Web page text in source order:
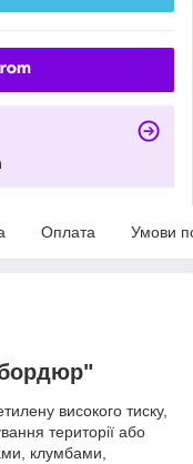
Оплата Умови
високого тиску,
території або
клумбами,